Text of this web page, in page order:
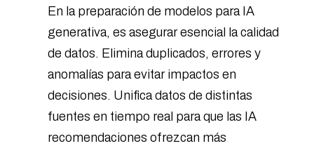
En la preparación de modelos para IA
generativa, es asegurar esencial la calidad
de datos. Elimina duplicados, errores y
anomalías para evitar impactos en
decisiones. Unifica datos de distintas
fuentes en tiempo real para que las IA
recomendaciones ofrezcan más